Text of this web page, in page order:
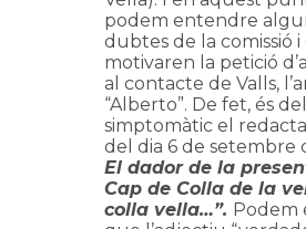
podem entendre
dubtes de la comissió
motivaren la petició
al contacte de Valls,
“Alberto”. De fet, és
simptomàtic el
del dia 6 de setembre
El dador de la
Cap de Colla de la
colla vella…”. Podem